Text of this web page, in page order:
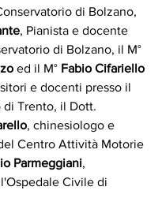
di Bolzano,
, Pianista e docente
di Bolzano, il M°
ed il M° Fabio Cifariello
e docenti presso il
di Trento, il Dott.
, chinesiologo e
Centro Attività Motorie
Parmeggiani,
Civile di